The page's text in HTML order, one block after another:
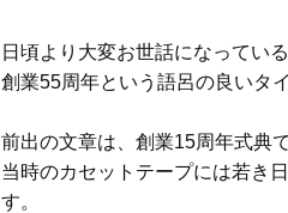
日頃より大変お世話になってい
創業55周年という語呂の良いタ
前出の文章は、創業15周年式典
当時のカセットテープには若き
す。